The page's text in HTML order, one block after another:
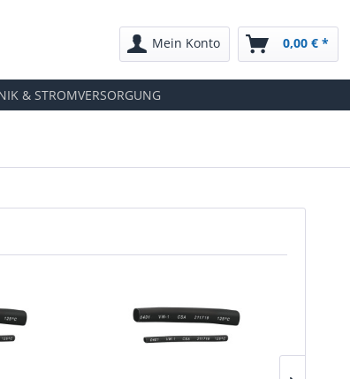
Mein Konto 0,00 € *
& STROMVERSORGUNG